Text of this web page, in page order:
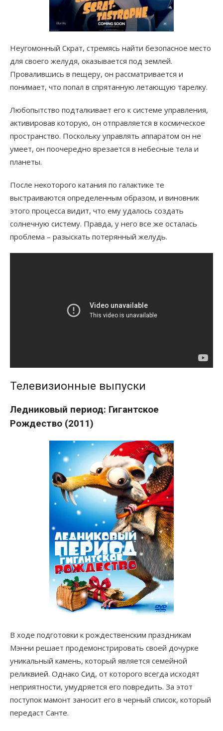
Неугомонный Скрат, стремясь найти безопасное место
для своего желудя, оказывается под землей.
Провалившись в пещеру, он рассматривается и
понимает, что попал в спрятанную летающую тарелку.
Любопытство подталкивает его к системе управления,
активировав которую, он отправляется в космическое
пространство. Поскольку управлять аппаратом он не
умеет, он поочередно врезается в небесные тела и
планеты.
После некоторого катания по галактике те
выстраиваются определенным образом, и виновник
этого процесса видит, что ему удалось создать
солнечную систему. Правда, у него все же осталась
проблема – разыскать потерянный желудь.
Телевизионные выпуски
Ледниковый период: Гигантское
Рождество (2011)
В ходе подготовки к рождественским праздникам
Мэнни решает продемонстрировать своей дочурке
уникальный камень, который является семейной
реликвией. Однако Сид, от которого всегда исходят
неприятности, умудряется его повредить. За этот
поступок мамонт заносит его в черный список, который
передаст Санте.